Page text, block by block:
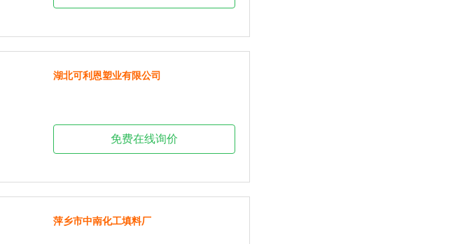
湖北可利恩塑业有限公司
免费在线询价
萍乡市中南化工填料厂